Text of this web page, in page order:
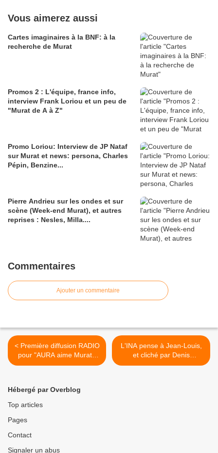
Vous aimerez aussi
Cartes imaginaires à la BNF: à la
recherche de Murat
Promos 2 : L'équipe, france info,
interview Frank Loriou et un peu de
"Murat de A à Z"
Promo Loriou: Interview de JP Nataf
sur Murat et news: persona, Charles
Pépin, Benzine...
Pierre Andrieu sur les ondes et sur
scène (Week-end Murat), et autres
reprises : Nesles, Milla....
Commentaires
Ajouter un commentaire
< Première diffusion RADIO
pour "AURA aime Murat!"
en ce jour spécial!
L'INA pense à Jean-Louis,
et cliché par Denis
Pourcher >
Hébergé par Overblog
Top articles
Pages
Contact
Signaler un abus